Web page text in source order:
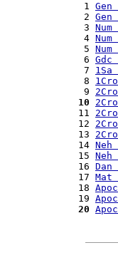
1
2
3
4
5
6
7
8
9
10
11
12
13
14
15
16
17 Mat
18
19
20